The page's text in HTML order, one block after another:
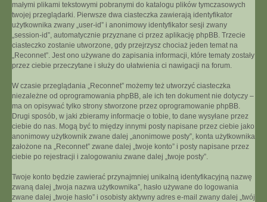
małymi plikami tekstowymi pobranymi do katalogu plików tymczasowych
twojej przeglądarki. Pierwsze dwa ciasteczka zawierają identyfikator
użytkownika zwany „user-id” i anonimowy identyfikator sesji zwany
„session-id”, automatycznie przyznane ci przez aplikację phpBB. Trzecie
ciasteczko zostanie utworzone, gdy przejrzysz chociaż jeden temat na
„Reconnet”. Jest ono używane do zapisania informacji, które tematy zostały
przez ciebie przeczytane i służy do ułatwienia ci nawigacji na forum.
W czasie przeglądania „Reconnet” możemy też utworzyć ciasteczka
niezależne od oprogramowania phpBB, ale ich ten dokument nie dotyczy –
ma on opisywać tylko strony stworzone przez oprogramowanie phpBB.
Drugi sposób, w jaki zbieramy informacje o tobie, to dane wysyłane przez
ciebie do nas. Mogą być to między innymi posty napisane przez ciebie jako
anonimowy użytkownik zwane dalej „anonimowe posty”, konta użytkownika
założone na „Reconnet” zwane dalej „twoje konto” i posty napisane przez
ciebie po rejestracji i zalogowaniu zwane dalej „twoje posty”.
Twoje konto będzie zawierać przynajmniej unikalną identyfikacyjną nazwę
zwaną dalej „twoja nazwa użytkownika”, hasło używane do logowania
zwane dalej „twoje hasło” i osobisty aktywny adres e-mail zwany dalej „twój